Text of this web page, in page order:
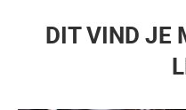
DIT VIND JE